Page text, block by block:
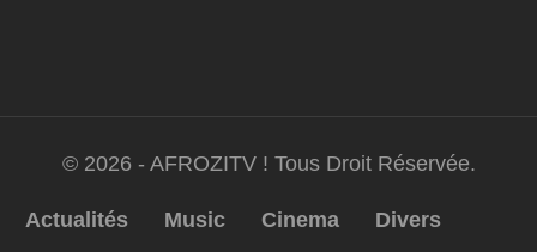
© 2026 - AFROZITV ! Tous Droit Réservée.
Actualités Music Cinema Divers